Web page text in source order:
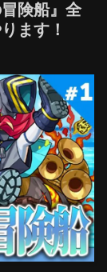
険船』全
ます！